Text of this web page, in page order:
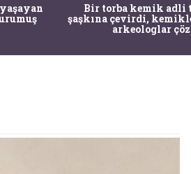
Bir torba kemik adli
şaşkına çevirdi,
arkeologlar